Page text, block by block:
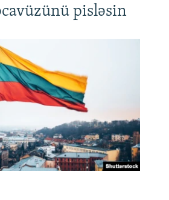
pisləsin